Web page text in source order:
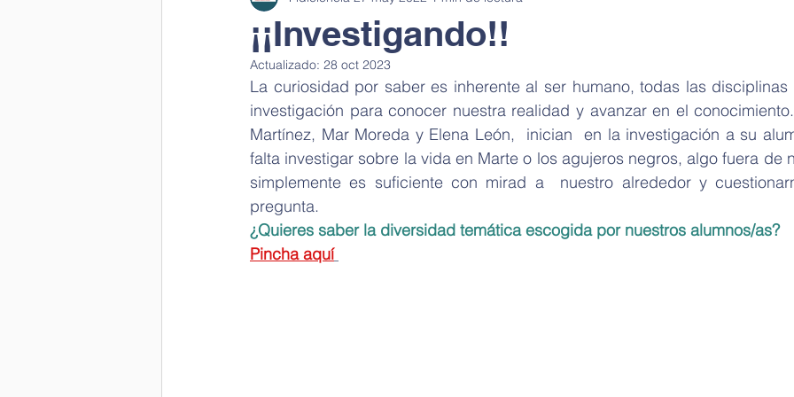
Laboratorio en clase Ciencia sostenible
Cantamos a la salud Ciencia en la cocina Stop motion Le coins des sciences
Visual thinking Scientific workshop
¡¡Investigando!!
Actualizado: 28 oct 2023
La curiosidad por saber es inherente al ser humano, todas las
investigación para conocer nuestra realidad y avanzar en el
Martínez, Mar Moreda y Elena León,  inician  en la investigación a su
falta investigar sobre la vida en Marte o los agujeros negros, algo fuera de
simplemente es suficiente con mirad a  nuestro alrededor y
pregunta.
¿Quieres saber la diversidad temática escogida por nuestros alumnos/as?
Pincha aquí